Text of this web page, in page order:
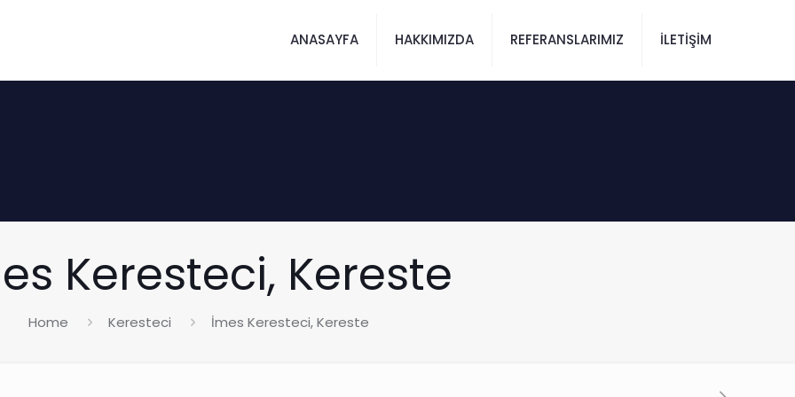
ANASAYFA HAKKIMIZDA REFERANSLARIMIZ İLETİŞİM
Keresteci, Kereste
Home Keresteci İmes Keresteci, Kereste